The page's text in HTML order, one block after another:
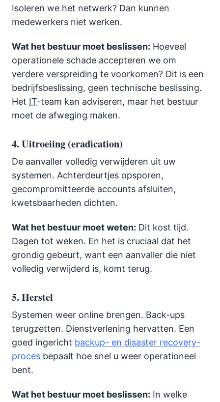
Isoleren we het netwerk? Dan kunnen
medewerkers niet werken.
Wat het bestuur moet beslissen: Hoeveel
operationele schade accepteren we om
verdere verspreiding te voorkomen? Dit is een
bedrijfsbeslissing, geen technische beslissing.
Het IT-team kan adviseren, maar het bestuur
moet de afweging maken.
4. Uitroeiing (eradication)
De aanvaller volledig verwijderen uit uw
systemen. Achterdeurtjes opsporen,
gecompromitteerde accounts afsluiten,
kwetsbaarheden dichten.
Wat het bestuur moet weten: Dit kost tijd.
Dagen tot weken. En het is cruciaal dat het
grondig gebeurt, want een aanvaller die niet
volledig verwijderd is, komt terug.
5. Herstel
Systemen weer online brengen. Back-ups
terugzetten. Dienstverlening hervatten. Een
goed ingericht backup- en disaster recovery-
proces bepaalt hoe snel u weer operationeel
bent.
Wat het bestuur moet beslissen: In welke